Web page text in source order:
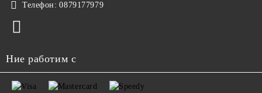
Телефон: 0879177979
Ние работим с